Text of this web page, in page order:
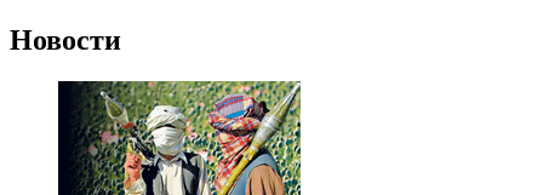
Новости